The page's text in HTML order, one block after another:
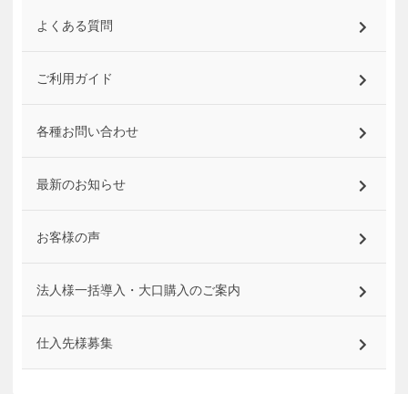
よくある質問
ご利用ガイド
各種お問い合わせ
最新のお知らせ
お客様の声
法人様一括導入・大口購入のご案内
仕入先様募集